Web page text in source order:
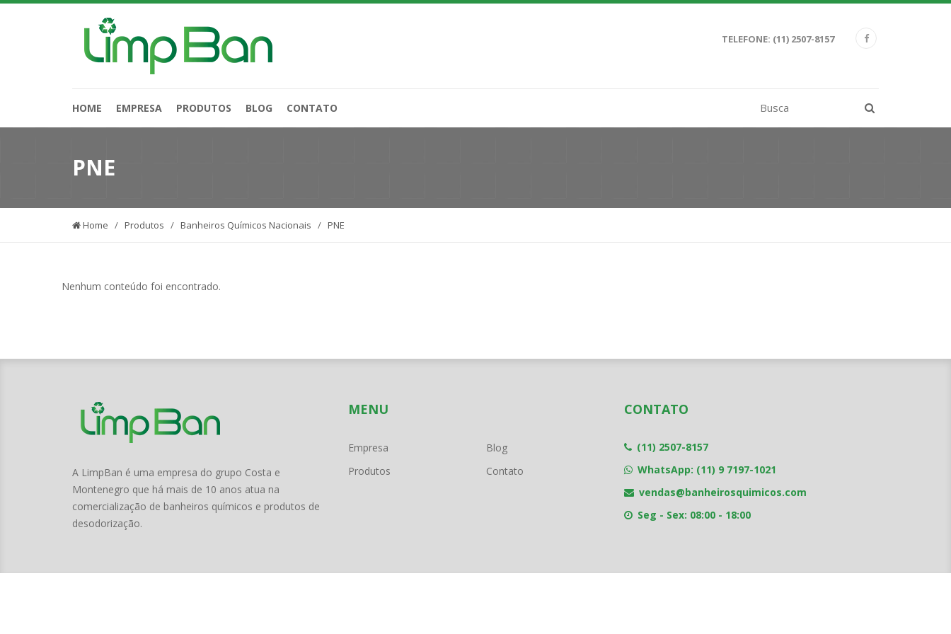
TELEFONE: (11) 2507-8157
HOME EMPRESA PRODUTOS BLOG CONTATO
PNE
Home / Produtos / Banheiros Químicos Nacionais / PNE
Nenhum conteúdo foi encontrado.
A LimpBan é uma empresa do grupo Costa e
Montenegro que há mais de 10 anos atua na
comercialização de banheiros químicos e produtos de
desodorização.
MENU
Empresa
Produtos
Blog
Contato
CONTATO
(11) 2507-8157
WhatsApp: (11) 9 7197-1021
vendas@banheirosquimicos.com
Seg - Sex: 08:00 - 18:00